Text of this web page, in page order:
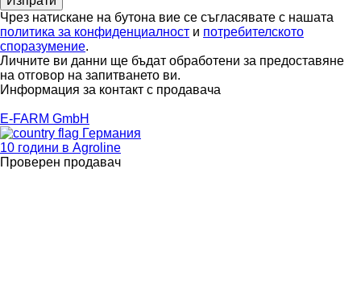
Чрез натискане на бутона вие се съгласявате с нашата
политика за конфиденциалност и потребителското
споразумение.
Личните ви данни ще бъдат обработени за предоставяне
на отговор на запитването ви.
Информация за контакт с продавача
E-FARM GmbH
Германия
10 години в Agroline
Проверен продавач